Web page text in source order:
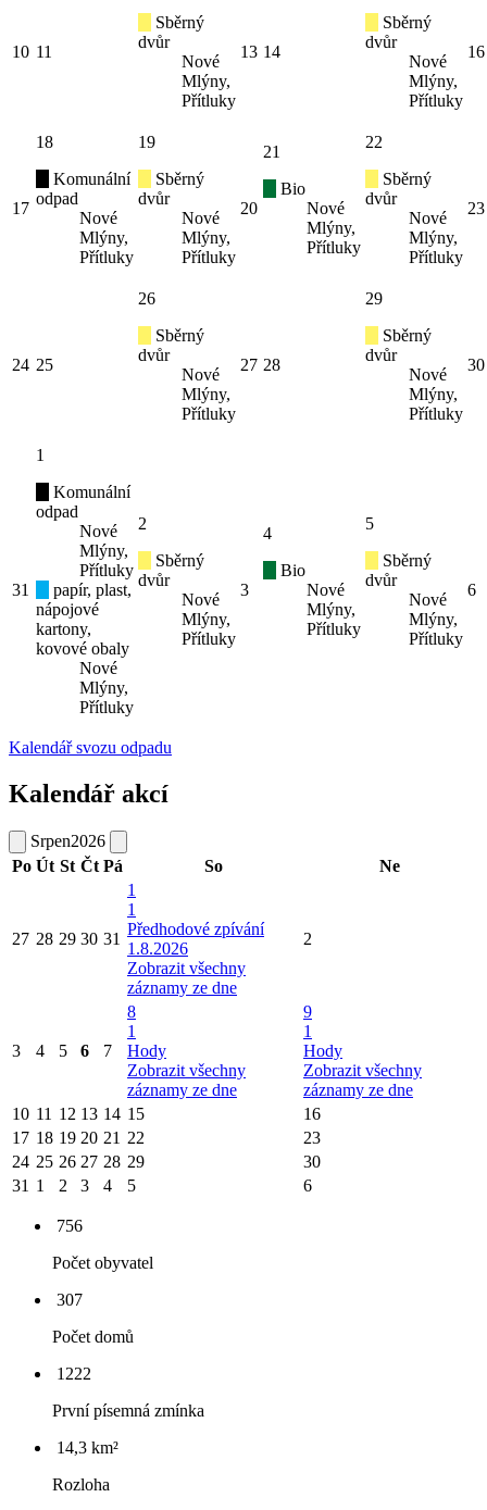
10 11
Sběrný
dvůr
Nové
Mlýny,
Přítluky
13 14
Sběrný
dvůr
Nové
Mlýny,
Přítluky
16
17
18
Komunální
odpad
Nové
Mlýny,
Přítluky
19
Sběrný
dvůr
Nové
Mlýny,
Přítluky
20
21
Bio
Nové
Mlýny,
Přítluky
22
Sběrný
dvůr
Nové
Mlýny,
Přítluky
23
24 25
26
Sběrný
dvůr
Nové
Mlýny,
Přítluky
27 28
29
Sběrný
dvůr
Nové
Mlýny,
Přítluky
30
31
1
Komunální
odpad
Nové
Mlýny,
Přítluky
papír, plast,
nápojové
kartony,
kovové obaly
Nové
Mlýny,
Přítluky
2
Sběrný
dvůr
Nové
Mlýny,
Přítluky
3
4
Bio
Nové
Mlýny,
Přítluky
5
Sběrný
dvůr
Nové
Mlýny,
Přítluky
6
Kalendář svozu odpadu
Kalendář akcí
Srpen2026
Po Út St Čt Pá So Ne
27 28 29 30 31
1
1
Předhodové zpívání
1.8.2026
Zobrazit všechny
záznamy ze dne
2
3 4 5 6 7
8
1
Hody
Zobrazit všechny
záznamy ze dne
9
1
Hody
Zobrazit všechny
záznamy ze dne
10 11 12 13 14 15
16
17 18 19 20 21 22
23
24 25 26 27 28 29
30
31 1 2 3 4 5 6
756
Počet obyvatel
307
Počet domů
1222
První písemná zmínka
14,3 km²
Rozloha